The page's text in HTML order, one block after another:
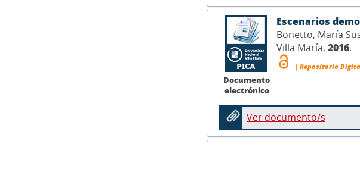
Documento
electrónico
Escenarios
Bonetto, María
Villa María, 2016.
| Repositorio
Ver documento/s